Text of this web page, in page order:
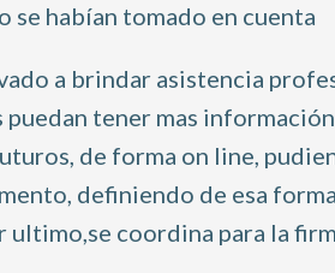
se habían tomado en cuenta
a brindar asistencia
puedan tener mas información
de forma on line,
, definiendo de esa
ultimo,se coordina para la